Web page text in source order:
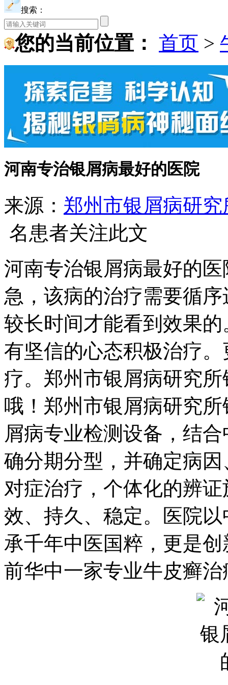
搜索：
您的当前位置： 首页 >
河南专治银屑病最好的医院
来源： 郑州市银屑病研究
名患者关注此文
河南专治银屑病最好的
急，该病的治疗需要循
较长时间才能看到效果
有坚信的心态积极治疗
疗。郑州市银屑病研究
哦！郑州市银屑病研究
屑病专业检测设备，结
确分期分型，并确定病
对症治疗，个体化的辨
效、持久、稳定。医院
承千年中医国粹，更是
前华中一家专业牛皮癣